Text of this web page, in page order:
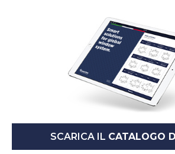
SCARICA IL CATALOGO